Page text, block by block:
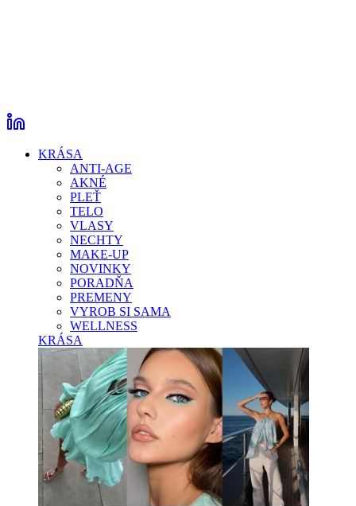
KRÁSA
ANTI-AGE
AKNÉ
PLEŤ
TELO
VLASY
NECHTY
MAKE-UP
NOVINKY
PORADŇA
PREMENY
VYROB SI SAMA
WELLNESS
KRÁSA